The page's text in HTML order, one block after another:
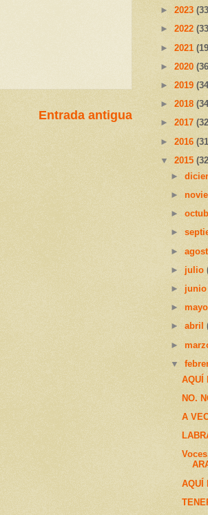
Entrada antigua
► 2023
► 2022
► 2021
► 2020
► 2019
► 2018
► 2017
► 2016
▼ 2015
►
►
►
►
►
► julio
►
►
►abril
►
▼
AQUÍ
NO.
A
AQUÍ